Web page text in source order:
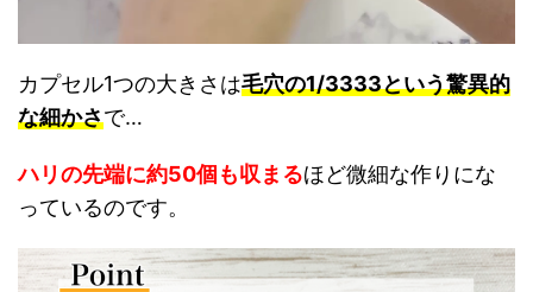
カプセル1つの大きさは毛穴の1/3333という驚異的
な細かさで…
ハリの先端に約50個も収まるほど微細な作りにな
っているのです。